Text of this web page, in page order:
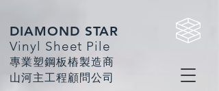
DIAMOND STAR
Vinyl Sheet Pile
專業塑鋼板樁製造商
​山河主工程顧問公司